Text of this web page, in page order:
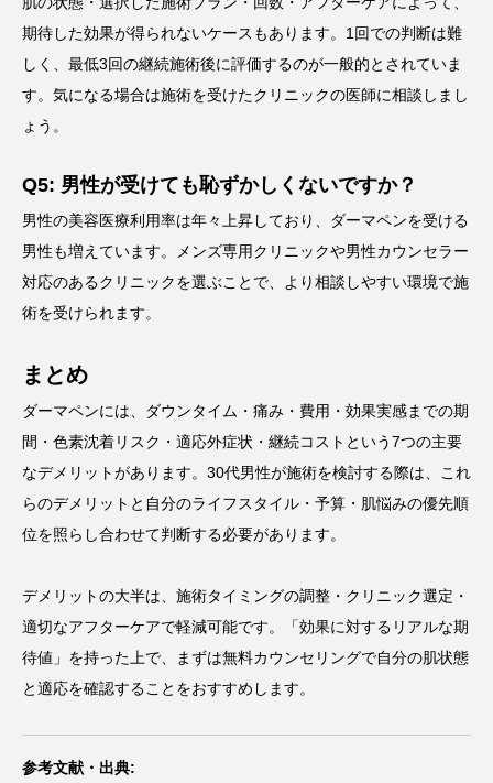
期待した効果が得られないケースもあります。1回での判断は難
しく、最低3回の継続施術後に評価するのが一般的とされていま
す。気になる場合は施術を受けたクリニックの医師に相談しまし
ょう。
Q5: 男性が受けても恥ずかしくないですか？
男性の美容医療利用率は年々上昇しており、ダーマペンを受ける
男性も増えています。メンズ専用クリニックや男性カウンセラー
対応のあるクリニックを選ぶことで、より相談しやすい環境で施
術を受けられます。
まとめ
ダーマペンには、ダウンタイム・痛み・費用・効果実感までの期
間・色素沈着リスク・適応外症状・継続コストという7つの主要
なデメリットがあります。30代男性が施術を検討する際は、これ
らのデメリットと自分のライフスタイル・予算・肌悩みの優先順
位を照らし合わせて判断する必要があります。
デメリットの大半は、施術タイミングの調整・クリニック選定・
適切なアフターケアで軽減可能です。「効果に対するリアルな期
待値」を持った上で、まずは無料カウンセリングで自分の肌状態
と適応を確認することをおすすめします。
参考文献・出典: